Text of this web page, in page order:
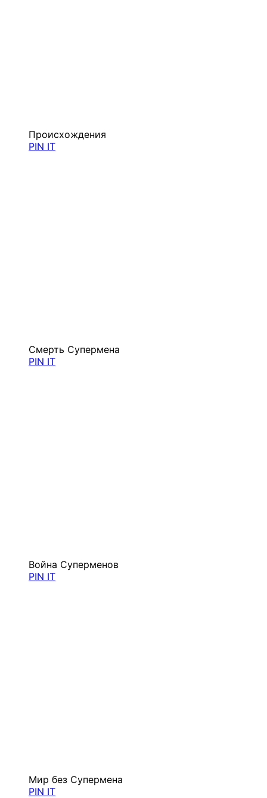
Происхождения
PIN IT
Смерть Супермена
PIN IT
Война Суперменов
PIN IT
Мир без Супермена
PIN IT